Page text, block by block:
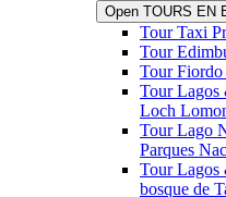
Open TOURS EN
Tour Taxi
Tour
Tour Fiordo
Tour Lagos
Loch
Tour Lago
Parques
Tour Lagos
bosque de